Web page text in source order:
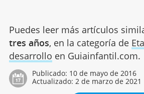
Puedes leer más artículos
tres años, en la categoría de
desarrollo en Guiainfantil.com.
Publicado: 10 de mayo de 2016
Actualizado: 2 de marzo de 2021